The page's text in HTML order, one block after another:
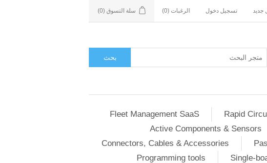
جديد تسجيل دخول الرغبات (0) سلة التسوق (0)
بحث
Rapid
Fleet Management SaaS
Active Components & Sensors
Connectors, Cables & Accessories
Single-
Programming tools